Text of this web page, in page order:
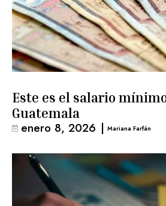
Este es el salario
Guatemala
enero 8, 2026 | Mariana Farfán